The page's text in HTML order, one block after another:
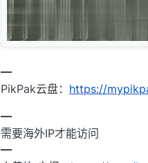
━
PikPak云盘： https://
━
需要海外IP才能访问
━